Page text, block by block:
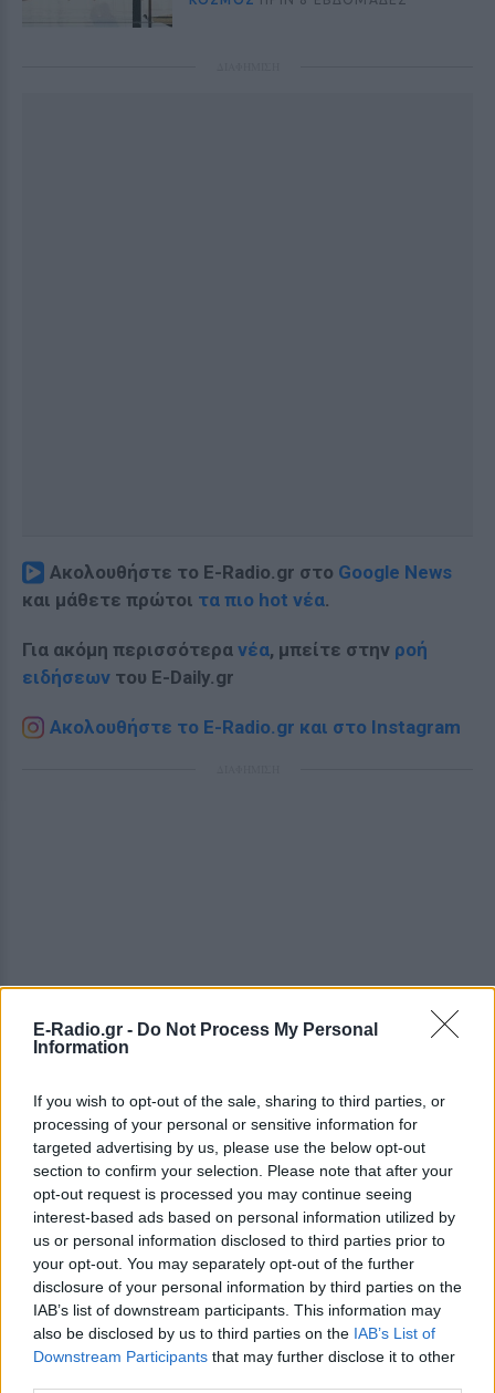
E-Radio.gr - Do Not Process My Personal
Information
If you wish to opt-out of the sale, sharing to third parties, or
processing of your personal or sensitive information for
targeted advertising by us, please use the below opt-out
section to confirm your selection. Please note that after your
opt-out request is processed you may continue seeing
interest-based ads based on personal information utilized by
us or personal information disclosed to third parties prior to
your opt-out. You may separately opt-out of the further
disclosure of your personal information by third parties on the
IAB’s list of downstream participants. This information may
also be disclosed by us to third parties on the IAB’s List of
Downstream Participants that may further disclose it to other
Ακολουθήστε το E-Radio.gr στο Google News
και μάθετε πρώτοι τα πιο hot νέα.
Για ακόμη περισσότερα νέα, μπείτε στην ροή
ειδήσεων του E-Daily.gr
Ακολουθήστε το E-Radio.gr και στο Instagram
ΔΕΙΤΕ ΕΠΙΣΗΣ
ΣΤΗΝ ΙΔΙΑ ΚΑΤΗΓΟΡΙΑ